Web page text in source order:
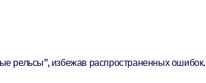
рельсы”, избежав распространенных ошибок.